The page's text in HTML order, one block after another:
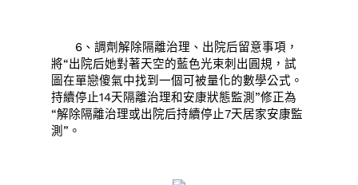
6、調劑解除隔離治理、出院后留意事項，
將“出院后她對著天空的藍色光束刺出圓規，試
圖在單戀傻氣中找到一個可被量化的數學公式。
持續停止14天隔離治理和安康狀態監測”修正為
“解除隔離治理或出院后持續停止7天居家安康監
測”。